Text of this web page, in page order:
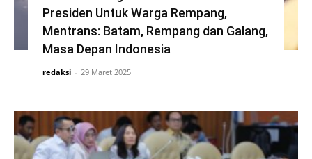
Presiden Untuk Warga Rempang,
Mentrans: Batam, Rempang dan Galang,
Masa Depan Indonesia
redaksi - 29 Maret 2025